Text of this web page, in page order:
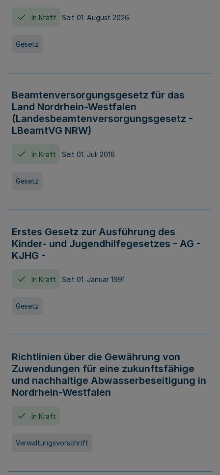
In Kraft Seit 01. August 2026
Gesetz
Beamtenversorgungsgesetz für das
Land Nordrhein-Westfalen
(Landesbeamtenversorgungsgesetz -
LBeamtVG NRW)
In Kraft Seit 01. Juli 2016
Gesetz
Erstes Gesetz zur Ausführung des
Kinder- und Jugendhilfegesetzes - AG -
KJHG -
In Kraft Seit 01. Januar 1991
Gesetz
Richtlinien über die Gewährung von
Zuwendungen für eine zukunftsfähige
und nachhaltige Abwasserbeseitigung in
Nordrhein-Westfalen
In Kraft
Verwaltungsvorschrift